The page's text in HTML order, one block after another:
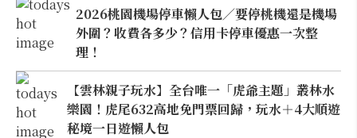
2026桃園機場停車懶人包／要停桃機還是機場
外圍？收費各多少？信用卡停車優惠一次整
理！
【雲林親子玩水】全台唯一「虎爺主題」叢林水
樂園！虎尾632高地免門票回歸，玩水＋4大順遊
秘境一日遊懶人包